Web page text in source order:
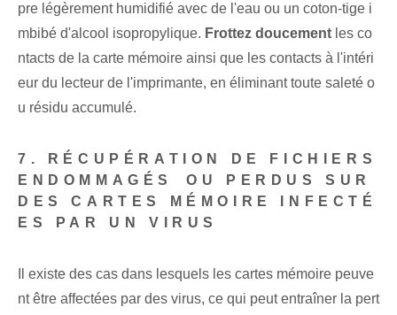
pre légèrement humidifié avec de l'eau ou un coton-tige i
mbibé d'alcool isopropylique. Frottez doucement les co
ntacts de la carte mémoire ainsi que les contacts à l'intéri
eur du lecteur de l'imprimante, en éliminant toute saleté o
u résidu accumulé.
7. RÉCUPÉRATION DE FICHIERS
ENDOMMAGÉS⁢ OU PERDUS SUR
DES CARTES MÉMOIRE INFECTÉ
ES PAR UN VIRUS
Il existe des cas dans lesquels les cartes mémoire peuve
nt être affectées par des virus, ce qui peut entraîner la pert